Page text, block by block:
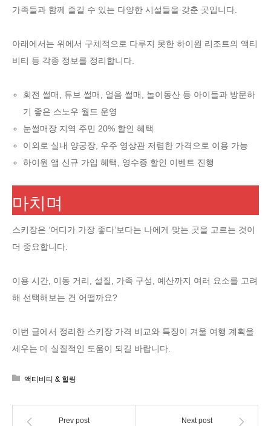
가족들과 함께 즐길 수 있는 다양한 시설들을 갖춘 곳입니다.
아래에서는 위에서 구체적으로 다루지 못한 하이원 리조트의 액티
비티 등 각종 정보를 정리합니다.
회전 썰매, 튜브 썰매, 얼음 썰매, 놀이동산 등 아이들과 방문하
기 좋은 스노우 월드 운영
눈썰매장 지역 주민 20% 할인 혜택
이외로 실내 양궁장, 우주 영상관 저렴한 가격으로 이용 가능
하이원 앱 신규 가입 혜택, 영수증 할인 이벤트 진행
마치며
스키장은 ‘어디가 가장 좋다’보다는 나에게 맞는 곳을 고르는 것이
더 중요합니다.
이용 시간, 이동 거리, 설질, 가족 구성, 예산까지 여러 요소를 고려
해 선택해보는 건 어떨까요?
이번 글에서 정리한 스키장 가격 비교와 특징이 겨울 여행 계획을
세우는 데 실질적인 도움이 되길 바랍니다.
액티비티 & 힐링
Prev post Next post